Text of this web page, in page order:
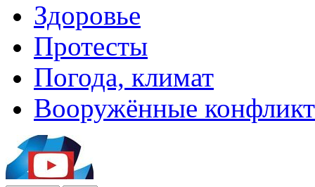
Здоровье
Протесты
Погода, климат
Вооружённые